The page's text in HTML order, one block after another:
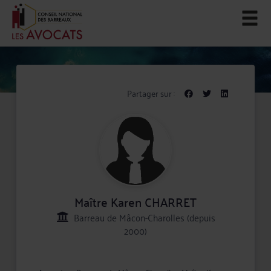
Partager sur :
Maître Karen CHARRET
Barreau de Mâcon-Charolles (depuis
2000)